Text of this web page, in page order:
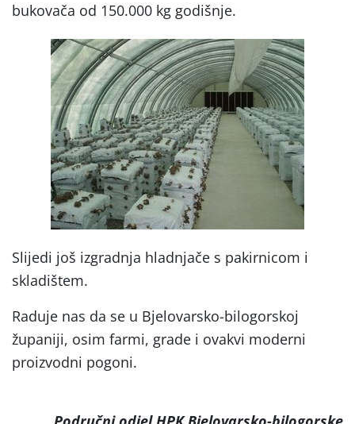
bukovača od 150.000 kg godišnje.
Slijedi još izgradnja hladnjače s pakirnicom i
skladištem.
Raduje nas da se u Bjelovarsko-bilogorskoj
županiji, osim farmi, grade i ovakvi moderni
proizvodni pogoni.